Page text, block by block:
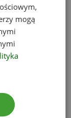
tym celu
ustawę
mogą